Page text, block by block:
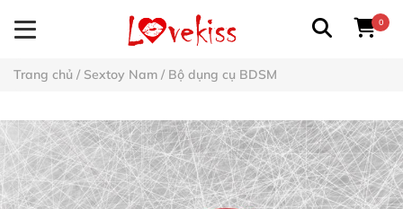
0
Trang chủ / Sextoy Nam / Bộ dụng cụ BDSM